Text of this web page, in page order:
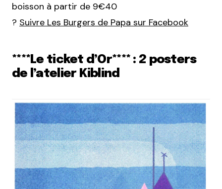
boisson à partir de 9€40
? Suivre Les Burgers de Papa sur Facebook
****Le ticket d’Or**** : 2 posters
de l’atelier Kiblind